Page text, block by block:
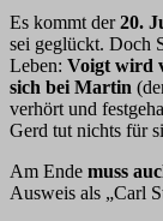
Es kommt der20.
sei geglückt. Doch
Leben: Voigt wird
sich bei Martin
verhört und
Gerd tut nichts für
Am Ende muss
Ausweis als „Carl